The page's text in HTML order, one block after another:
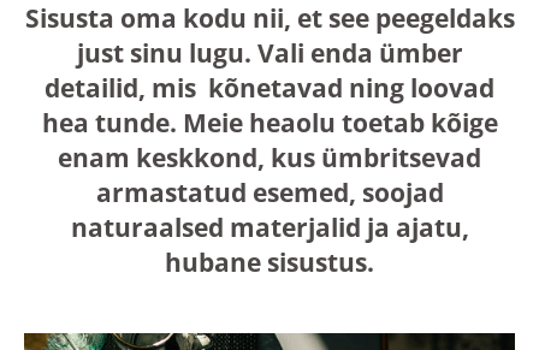
Sisusta oma kodu nii, et see peegeldaks
just sinu lugu. Vali enda ümber
detailid, mis kõnetavad ning loovad
hea tunde. Meie heaolu toetab kõige
enam keskkond, kus ümbritsevad
armastatud esemed, soojad
naturaalsed materjalid ja ajatu,
hubane sisustus.